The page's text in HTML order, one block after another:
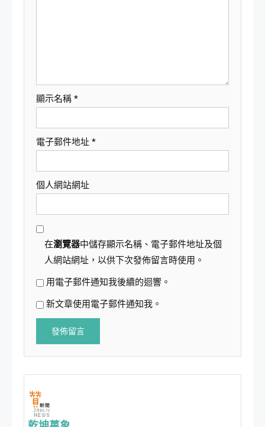
顯示名稱 *
電子郵件地址 *
個人網站網址
在瀏覽器中儲存顯示名稱、電子郵件地址及個
人網站網址，以供下次發佈留言時使用。
用電子郵件通知我後續的迴響。
新文章使用電子郵件通知我。